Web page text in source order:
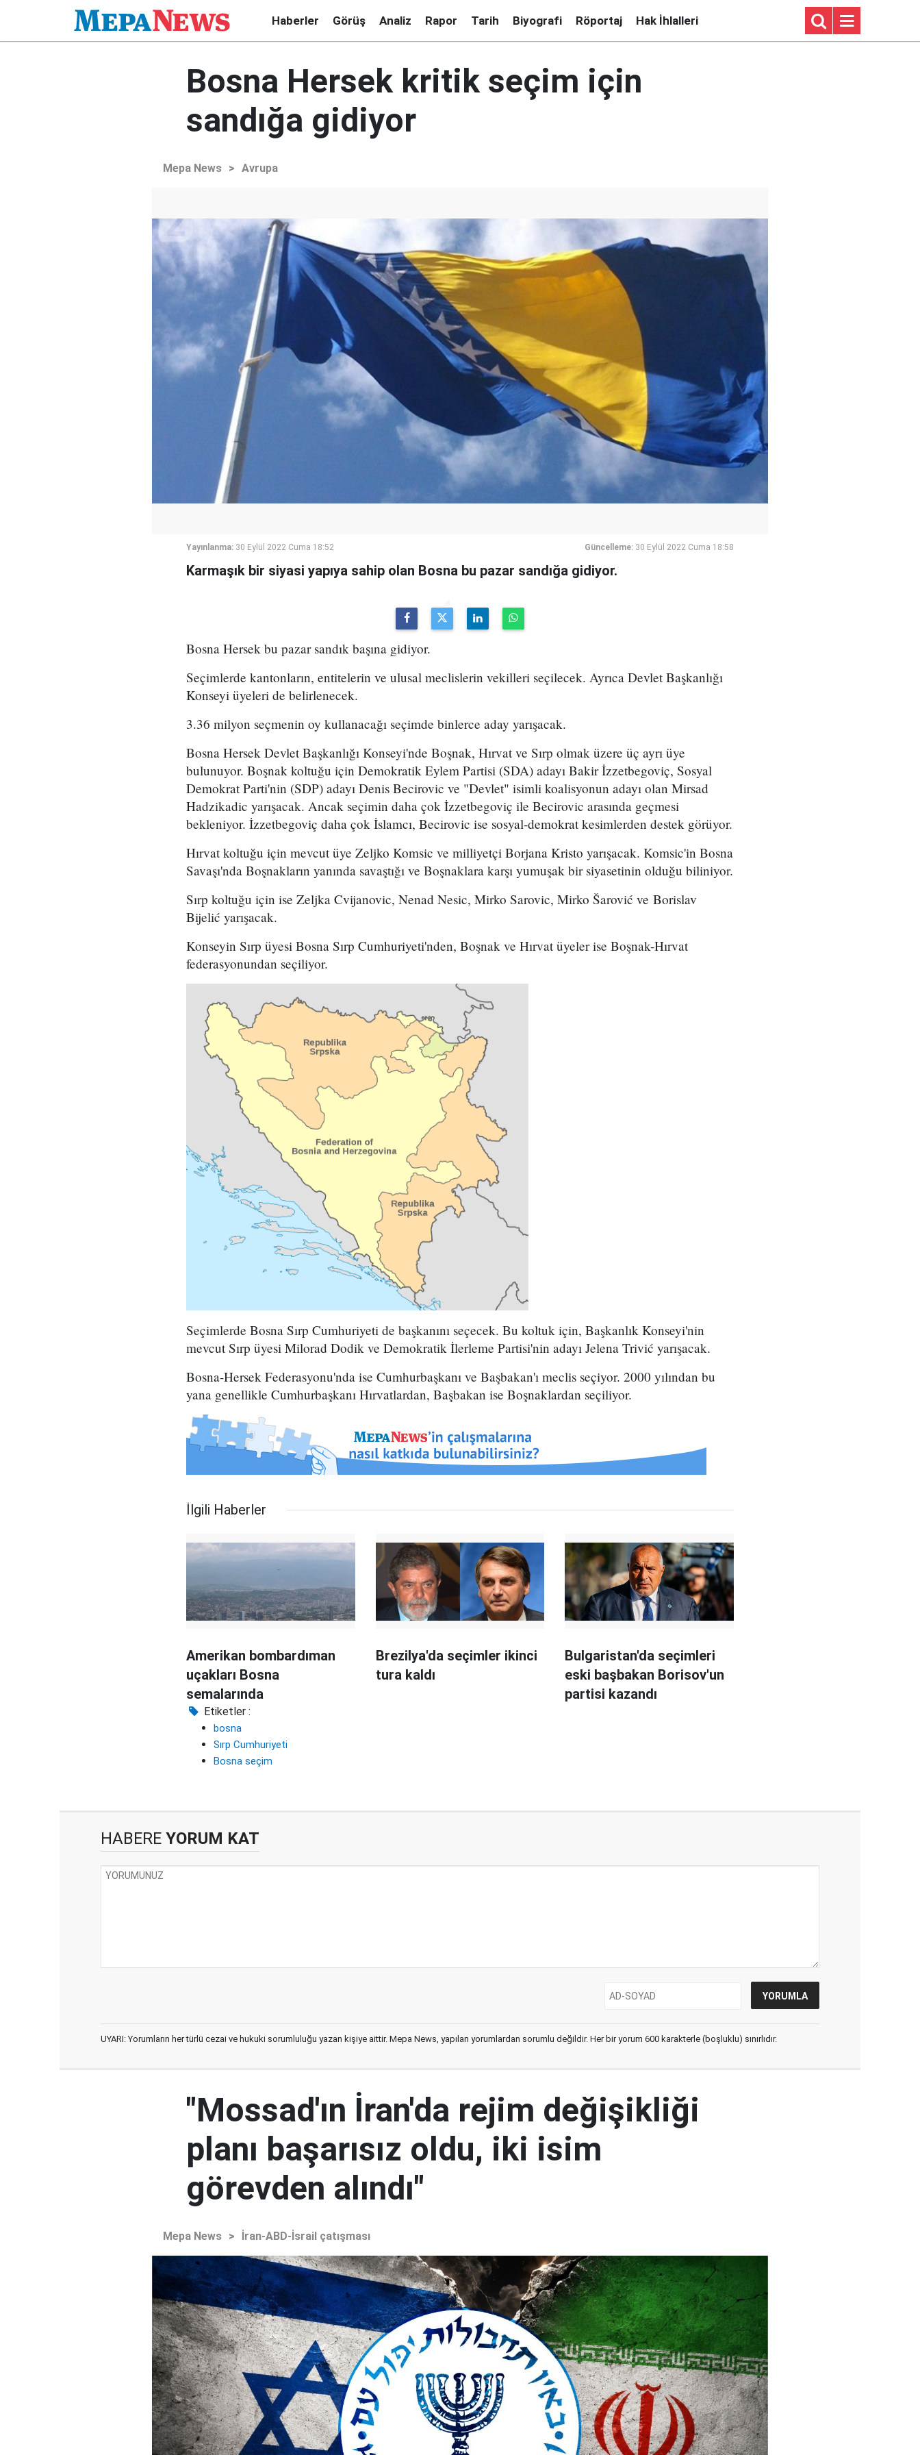
Haberler Görüş Analiz Rapor Tarih Biyografi Röportaj Hak İhlalleri
Bosna Hersek kritik seçim için
sandığa gidiyor
Mepa News > Avrupa
Yayınlanma: 30 Eylül 2022 Cuma 18:52 Güncelleme: 30 Eylül 2022 Cuma 18:58
Karmaşık bir siyasi yapıya sahip olan Bosna bu pazar sandığa gidiyor.
Bosna Hersek bu pazar sandık başına gidiyor.
Seçimlerde kantonların, entitelerin ve ulusal meclislerin vekilleri seçilecek. Ayrıca Devlet Başkanlığı
Konseyi üyeleri de belirlenecek.
3.36 milyon seçmenin oy kullanacağı seçimde binlerce aday yarışacak.
Bosna Hersek Devlet Başkanlığı Konseyi'nde Boşnak, Hırvat ve Sırp olmak üzere üç ayrı üye
bulunuyor. Boşnak koltuğu için Demokratik Eylem Partisi (SDA) adayı Bakir İzzetbegoviç, Sosyal
Demokrat Parti'nin (SDP) adayı Denis Becirovic ve "Devlet" isimli koalisyonun adayı olan Mirsad
Hadzikadic yarışacak. Ancak seçimin daha çok İzzetbegoviç ile Becirovic arasında geçmesi
bekleniyor. İzzetbegoviç daha çok İslamcı, Becirovic ise sosyal-demokrat kesimlerden destek görüyor.
Hırvat koltuğu için mevcut üye Zeljko Komsic ve milliyetçi Borjana Kristo yarışacak. Komsic'in Bosna
Savaşı'nda Boşnakların yanında savaştığı ve Boşnaklara karşı yumuşak bir siyasetinin olduğu biliniyor.
Sırp koltuğu için ise Zeljka Cvijanovic, Nenad Nesic, Mirko Sarovic, Mirko Šarović ve Borislav
Bijelić yarışacak.
Konseyin Sırp üyesi Bosna Sırp Cumhuriyeti'nden, Boşnak ve Hırvat üyeler ise Boşnak-Hırvat
federasyonundan seçiliyor.
Seçimlerde Bosna Sırp Cumhuriyeti de başkanını seçecek. Bu koltuk için, Başkanlık Konseyi'nin
mevcut Sırp üyesi Milorad Dodik ve Demokratik İlerleme Partisi'nin adayı Jelena Trivić yarışacak.
Bosna-Hersek Federasyonu'nda ise Cumhurbaşkanı ve Başbakan'ı meclis seçiyor. 2000 yılından bu
yana genellikle Cumhurbaşkanı Hırvatlardan, Başbakan ise Boşnaklardan seçiliyor.
İlgili Haberler
Amerikan bombardıman
uçakları Bosna
semalarında
Brezilya'da seçimler ikinci
tura kaldı
Bulgaristan'da seçimleri
eski başbakan Borisov'un
partisi kazandı
Etiketler :
bosna
Sırp Cumhuriyeti
Bosna seçim
HABERE YORUM KAT
UYARI: Yorumların her türlü cezai ve hukuki sorumluluğu yazan kişiye aittir. Mepa News, yapılan yorumlardan sorumlu değildir. Her bir yorum 600 karakterle (boşluklu) sınırlıdır.
"Mossad'ın İran'da rejim değişikliği
planı başarısız oldu, iki isim
görevden alındı"
Mepa News > İran-ABD-İsrail çatışması